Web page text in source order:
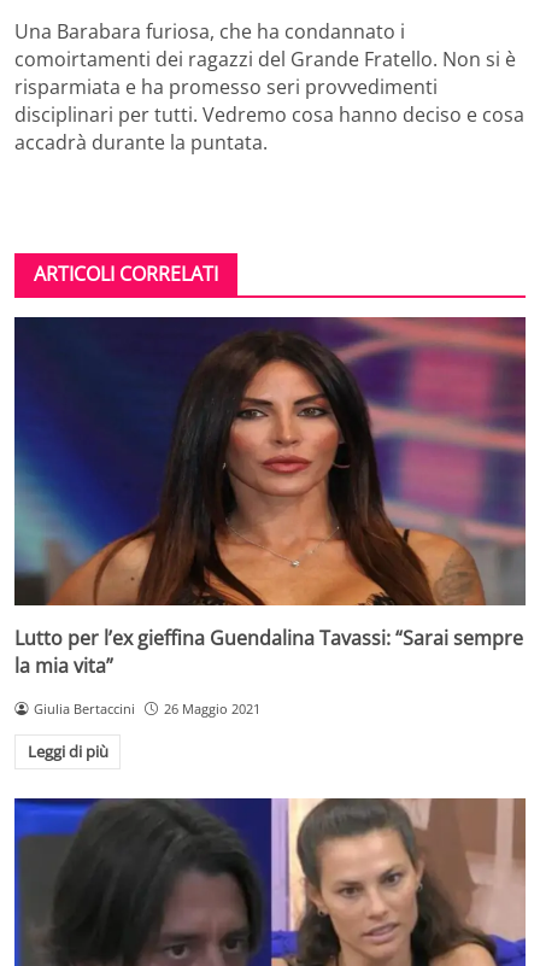
Una Barabara furiosa, che ha condannato i
comoirtamenti dei ragazzi del Grande Fratello. Non si è
risparmiata e ha promesso seri provvedimenti
disciplinari per tutti. Vedremo cosa hanno deciso e cosa
accadrà durante la puntata.
ARTICOLI CORRELATI
Lutto per l’ex gieffina Guendalina Tavassi: “Sarai sempre
la mia vita”
Giulia Bertaccini 26 Maggio 2021
Leggi di più